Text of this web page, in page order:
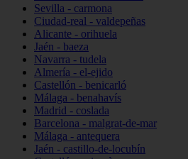
Sevilla - carmona
Ciudad-real - valdepeñas
Alicante - orihuela
Jaén - baeza
Navarra - tudela
Almería - el-ejido
Castellón - benicarló
Málaga - benahavís
Madrid - coslada
Barcelona - malgrat-de-mar
Málaga - antequera
Jaén - castillo-de-locubín